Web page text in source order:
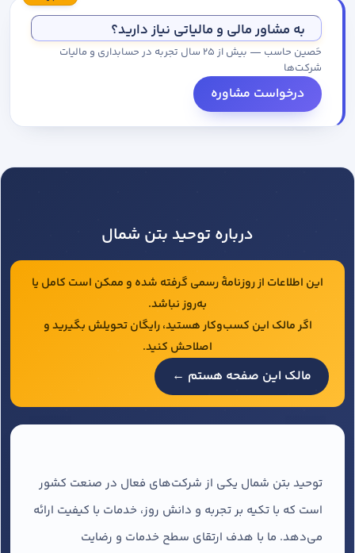
به مشاور مالی و مالیاتی نیاز دارید؟
حَصین حاسب — بیش از ۲۵ سال تجربه در حسابداری و مالیات
شرکت‌ها
درخواست مشاوره
درباره توحید بتن شمال
این اطلاعات از روزنامهٔ رسمی گرفته شده و ممکن است کامل یا
به‌روز نباشد.
اگر مالک این کسب‌وکار هستید، رایگان تحویلش بگیرید و
اصلاحش کنید.
مالک این صفحه هستم ←
توحید بتن شمال یکی از شرکت‌های فعال در صنعت کشور
است که با تکیه بر تجربه و دانش روز، خدمات با کیفیت ارائه
می‌دهد. ما با هدف ارتقای سطح خدمات و رضایت